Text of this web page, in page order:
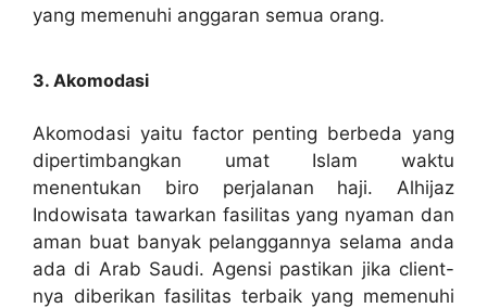
yang memenuhi anggaran semua orang.
3. Akomodasi
Akomodasi yaitu factor penting berbeda yang
dipertimbangkan umat Islam waktu
menentukan biro perjalanan haji. Alhijaz
Indowisata tawarkan fasilitas yang nyaman dan
aman buat banyak pelanggannya selama anda
ada di Arab Saudi. Agensi pastikan jika client-
nya diberikan fasilitas terbaik yang memenuhi